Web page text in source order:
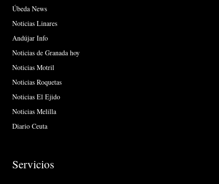
Úbeda News
Noticias Linares
Andújar Info
Noticias de Granada hoy
Noticias Motril
Noticias Roquetas
Noticias El Ejido
Noticias Melilla
Diario Ceuta
Servicios